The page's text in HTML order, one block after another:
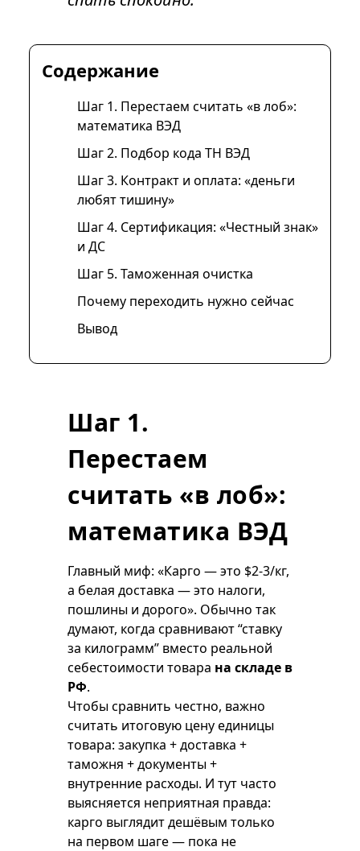
Содержание
Шаг 1. Перестаем считать «в лоб»:
математика ВЭД
Шаг 2. Подбор кода ТН ВЭД
Шаг 3. Контракт и оплата: «деньги
любят тишину»
Шаг 4. Сертификация: «Честный знак»
и ДС
Шаг 5. Таможенная очистка
Почему переходить нужно сейчас
Вывод
Шаг 1.
Перестаем
считать «в лоб»:
математика ВЭД
Главный миф: «Карго — это $2-3/кг,
а белая доставка — это налоги,
пошлины и дорого». Обычно так
думают, когда сравнивают “ставку
за килограмм” вместо реальной
себестоимости товара на складе в
РФ.
Чтобы сравнить честно, важно
считать итоговую цену единицы
товара: закупка + доставка +
таможня + документы +
внутренние расходы. И тут часто
выясняется неприятная правда:
карго выглядит дешёвым только
на первом шаге — пока не